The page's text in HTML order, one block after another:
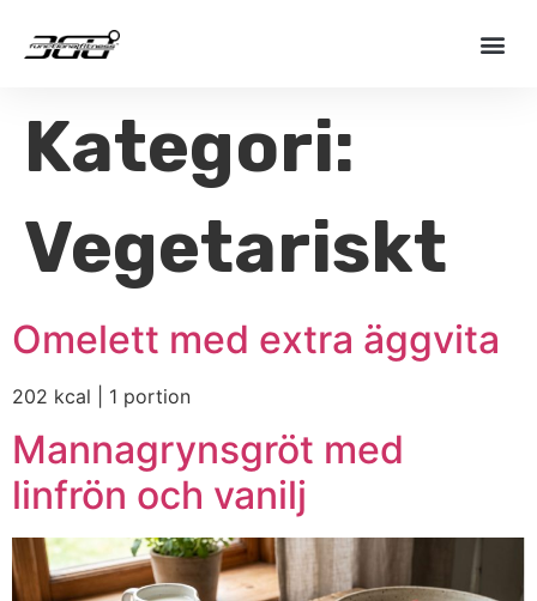
Kategori:
Vegetariskt
Omelett med extra äggvita
202 kcal | 1 portion
Mannagrynsgröt med
linfrön och vanilj